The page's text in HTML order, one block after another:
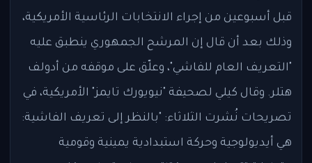
قبل أسبوعين من إجراء الانتخابات الرئاسية الأمريكية،
وذلك بعد أن قال إن المرشح الجمهوري ينطبق عليه
"التعريف العام للفاشي"، وعلّق على موقفه من أدولف
هتلر. وقال كيلي لصحيفة "نيويورك تايمز" الأمريكية، في
تصريحات نُشرت الثلاثاء: "بالنظر إلى تعريف الفاشية:
هي أيديولوجية وحركة استبدادية يمينية وقومية